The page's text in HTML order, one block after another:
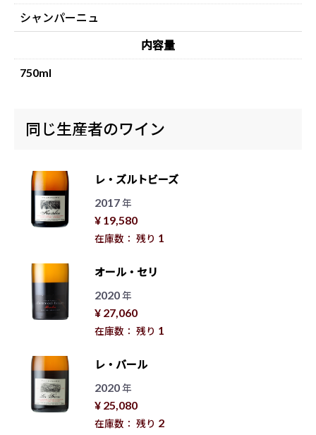
シャンパーニュ
内容量
750ml
同じ生産者のワイン
レ・ズルトビーズ
2017年
¥ 19,580
在庫数： 残り 1
オール・セリ
2020年
¥ 27,060
在庫数： 残り 1
レ・バール
2020年
¥ 25,080
在庫数： 残り 2